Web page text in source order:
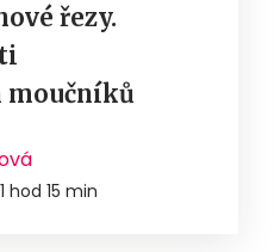
řezy.
moučníků
hod 15 min